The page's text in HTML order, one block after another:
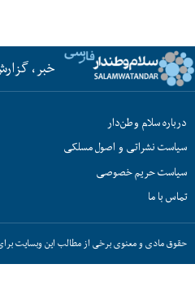
خبر،
درباره سلام وطن‌دار
سیاست نشراتی و اصول مسلکی
سیاست حریم خصوصی
تماس با ما
حقوق مادی و معنوی برخی از مطالب این وبسایت